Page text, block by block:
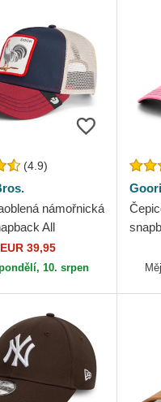
(4.9)
námořnická
All
Rooster The Farm
EUR 39,95
10. srpen
The